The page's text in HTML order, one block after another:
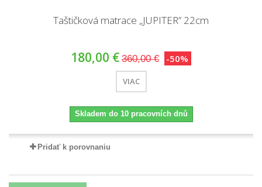
Taštičková matrace „JUPITER” 22cm
180,00 € 360,00 € -50%
VIAC
Skladem do 10 pracovních dnů
Pridať k porovnaniu